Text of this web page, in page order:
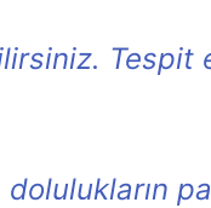
Tespit
dolulukların